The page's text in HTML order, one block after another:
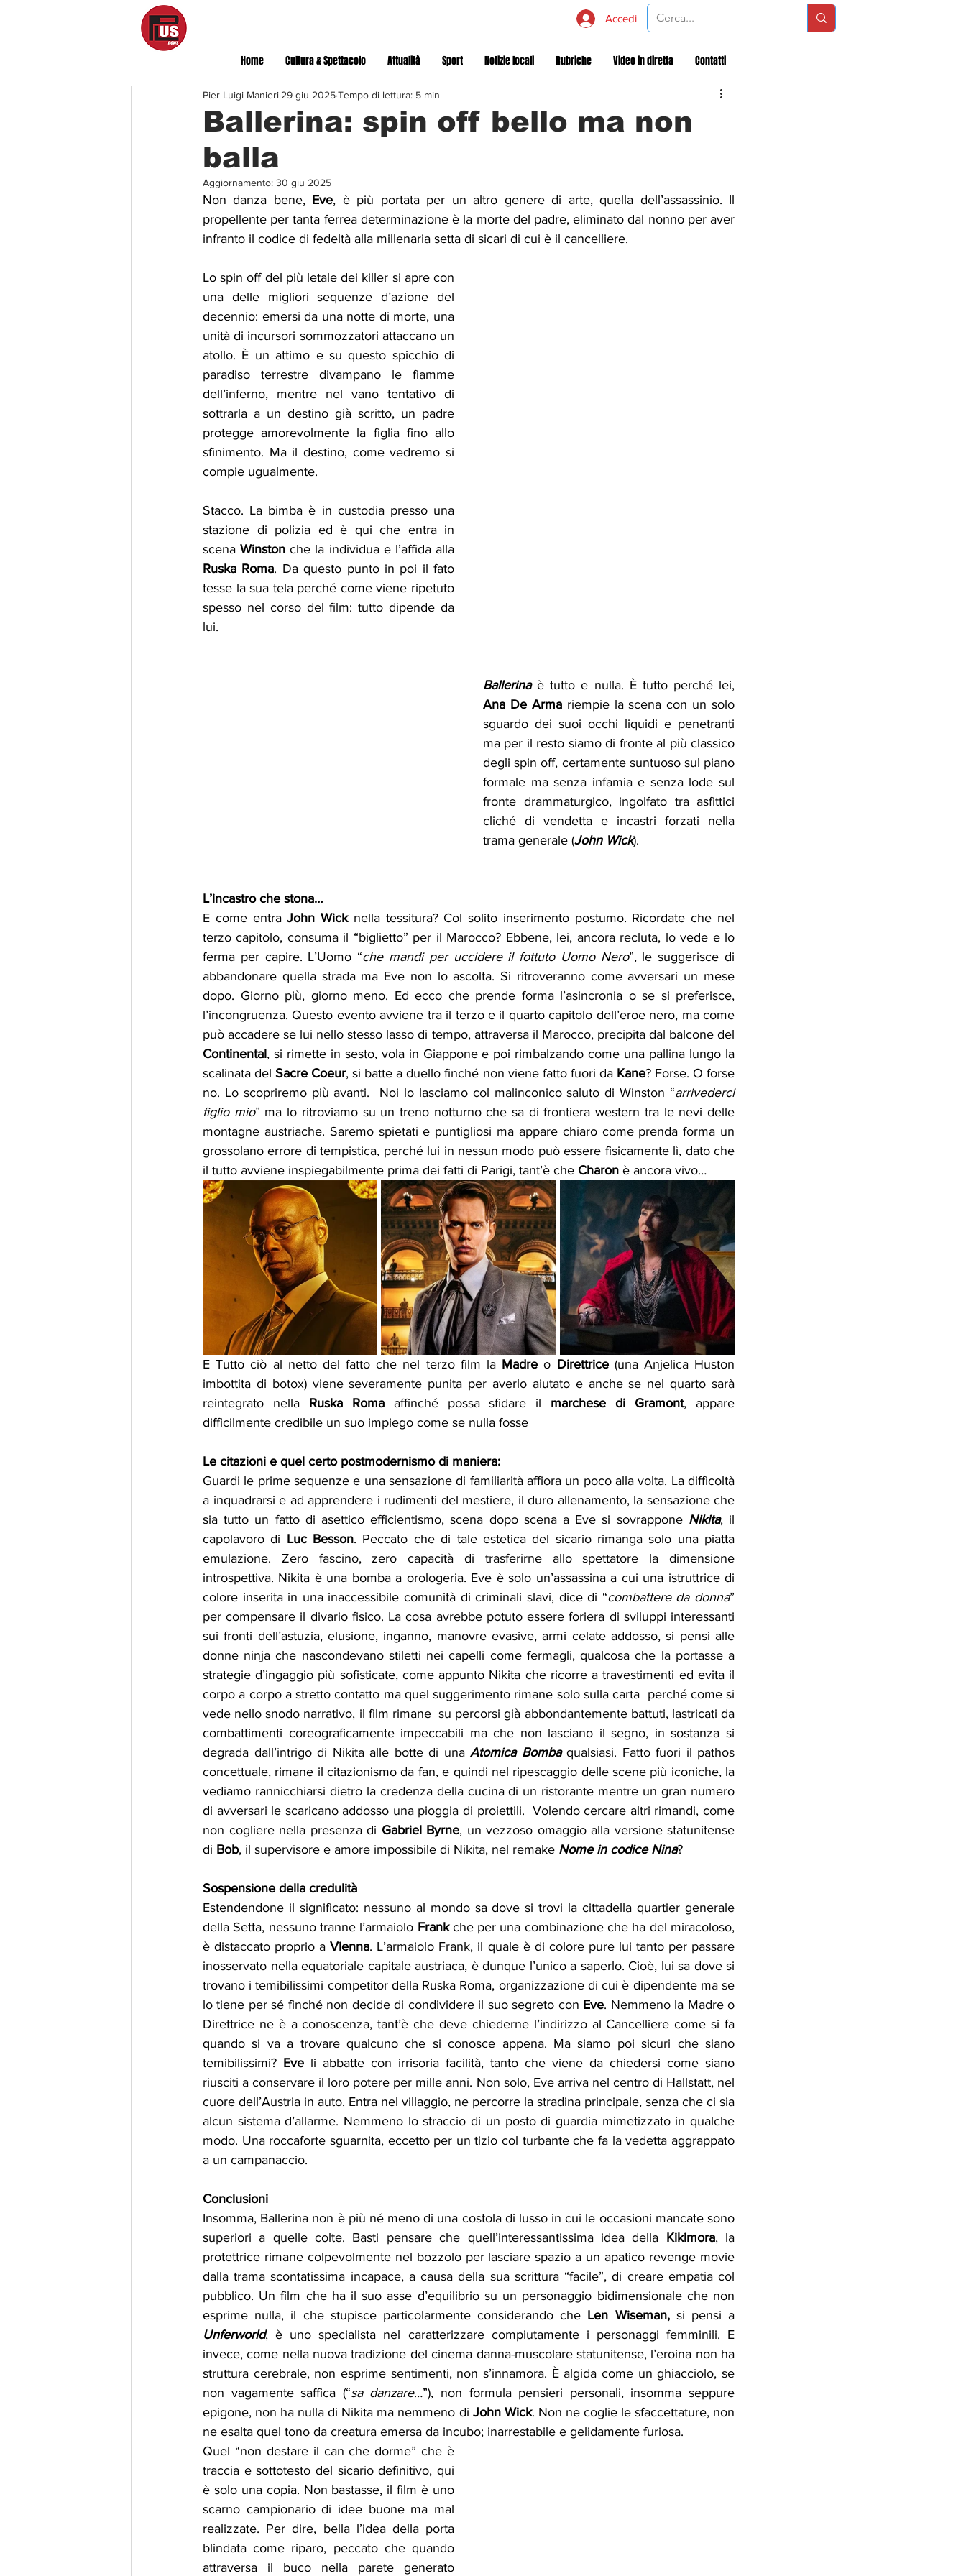
Accedi
Home Cultura & Spettacolo Attualità Sport Notizie locali Rubriche Video in diretta Contatti
Ballerina: spin off bello ma non
balla
Pier Luigi Manieri 29 giu 2025Tempo di lettura: 5 min
Aggiornamento: 30 giu 2025
Non danza bene, Eve, è più portata per un altro genere di arte, quella dell’assassinio. Il
propellente per tanta ferrea determinazione è la morte del padre, eliminato dal nonno per aver
infranto il codice di fedeltà alla millenaria setta di sicari di cui è il cancelliere.
Lo spin off del più letale dei killer si apre con
una delle migliori sequenze d’azione del
decennio: emersi da una notte di morte, una
unità di incursori sommozzatori attaccano un
atollo. È un attimo e su questo spicchio di
paradiso terrestre divampano le fiamme
dell’inferno, mentre nel vano tentativo di
sottrarla a un destino già scritto, un padre
protegge amorevolmente la figlia fino allo
sfinimento. Ma il destino, come vedremo si
compie ugualmente.
Stacco. La bimba è in custodia presso una
stazione di polizia ed è qui che entra in
scena Winston
Ruska Roma. Da questo punto in poi il fato
tesse la sua tela perché come viene ripetuto
spesso nel corso del film: tutto dipende da
lui.
Ballerina
Ana De Arma riempie la scena con un solo
sguardo dei suoi occhi liquidi e penetranti
ma per il resto siamo di fronte al più classico
degli spin off, certamente suntuoso sul piano
formale ma senza infamia e senza lode sul
fronte drammaturgico, ingolfato tra asfittici
cliché di vendetta e incastri forzati nella
trama generale (John Wick).
L’incastro che stona…
E come entra John Wick nella tessitura? Col solito inserimento postumo. Ricordate che nel
terzo capitolo, consuma il “biglietto” per il Marocco? Ebbene, lei, ancora recluta, lo vede e lo
ferma per capire. L’Uomo “che mandi per uccidere il fottuto Uomo Nero”, le suggerisce di
abbandonare quella strada ma Eve non lo ascolta. Si ritroveranno come avversari un mese
dopo. Giorno più, giorno meno. Ed ecco che prende forma l’asincronia o se si preferisce,
l’incongruenza. Questo evento avviene tra il terzo e il quarto capitolo dell’eroe nero, ma come
Continental, si rimette in sesto, vola in Giappone e poi rimbalzando come una pallina lungo la
scalinata del Sacre Coeur, si batte a duello finché non viene fatto fuori da Kane? Forse. O forse
no. Lo scopriremo più avanti.  Noi lo lasciamo col malinconico saluto di Winston “arrivederci
figlio mio” ma lo ritroviamo su un treno notturno che sa di frontiera western tra le nevi delle
montagne austriache. Saremo spietati e puntigliosi ma appare chiaro come prenda forma un
grossolano errore di tempistica, perché lui in nessun modo può essere fisicamente lì, dato che
il tutto avviene inspiegabilmente prima dei fatti di Parigi, tant’è che Charon è ancora vivo…
E Tutto ciò al netto del fatto che nel terzo film la Madre o Direttrice (una Anjelica Huston
imbottita di botox) viene severamente punita per averlo aiutato e anche se nel quarto sarà
reintegrato nella Ruska Roma affinché possa sfidare il marchese di Gramont, appare
difficilmente credibile un suo impiego come se nulla fosse
Le citazioni e quel certo postmodernismo di maniera:
Guardi le prime sequenze e una sensazione di familiarità affiora un poco alla volta. La difficoltà
a inquadrarsi e ad apprendere i rudimenti del mestiere, il duro allenamento, la sensazione che
sia tutto un fatto di asettico efficientismo, scena dopo scena a Eve si sovrappone Nikita, il
capolavoro di Luc Besson. Peccato che di tale estetica del sicario rimanga solo una piatta
emulazione. Zero fascino, zero capacità di trasferirne allo spettatore la dimensione
introspettiva. Nikita è una bomba a orologeria. Eve è solo un’assassina a cui una istruttrice di
colore inserita in una inaccessibile comunità di criminali slavi, dice di “combattere da donna”
per compensare il divario fisico. La cosa avrebbe potuto essere foriera di sviluppi interessanti
sui fronti dell’astuzia, elusione, inganno, manovre evasive, armi celate addosso, si pensi alle
donne ninja che nascondevano stiletti nei capelli come fermagli, qualcosa che la portasse a
strategie d’ingaggio più sofisticate, come appunto Nikita che ricorre a travestimenti ed evita il
corpo a corpo a stretto contatto ma quel suggerimento rimane solo sulla carta  perché come si
vede nello snodo narrativo, il film rimane  su percorsi già abbondantemente battuti, lastricati da
combattimenti coreograficamente impeccabili ma che non lasciano il segno, in sostanza si
degrada dall’intrigo di Nikita alle botte di una Atomica Bomba qualsiasi. Fatto fuori il pathos
concettuale, rimane il citazionismo da fan, e quindi nel ripescaggio delle scene più iconiche, la
vediamo rannicchiarsi dietro la credenza della cucina di un ristorante mentre un gran numero
di avversari le scaricano addosso una pioggia di proiettili.  Volendo cercare altri rimandi, come
non cogliere nella presenza di Gabriel Byrne, un vezzoso omaggio alla versione statunitense
di Bob, il supervisore e amore impossibile di Nikita, nel remake Nome in codice Nina?
Sospensione della credulità
Estendendone il significato: nessuno al mondo sa dove si trovi la cittadella quartier generale
della Setta, nessuno tranne l’armaiolo Frank che per una combinazione che ha del miracoloso,
è distaccato proprio a Vienna. L’armaiolo Frank, il quale è di colore pure lui tanto per passare
inosservato nella equatoriale capitale austriaca, è dunque l’unico a saperlo. Cioè, lui sa dove si
trovano i temibilissimi competitor della Ruska Roma, organizzazione di cui è dipendente ma se
lo tiene per sé finché non decide di condividere il suo segreto con Eve. Nemmeno la Madre o
Direttrice ne è a conoscenza, tant’è che deve chiederne l’indirizzo al Cancelliere come si fa
quando si va a trovare qualcuno che si conosce appena. Ma siamo poi sicuri che siano
temibilissimi? Eve li abbatte con irrisoria facilità, tanto che viene da chiedersi come siano
riusciti a conservare il loro potere per mille anni. Non solo, Eve arriva nel centro di Hallstatt, nel
cuore dell’Austria in auto. Entra nel villaggio, ne percorre la stradina principale, senza che ci sia
alcun sistema d’allarme. Nemmeno lo straccio di un posto di guardia mimetizzato in qualche
modo. Una roccaforte sguarnita, eccetto per un tizio col turbante che fa la vedetta aggrappato
a un campanaccio.
Conclusioni
Insomma, Ballerina non è più né meno di una costola di lusso in cui le occasioni mancate sono
superiori a quelle colte. Basti pensare che quell’interessantissima idea della Kikimora, la
protettrice rimane colpevolmente nel bozzolo per lasciare spazio a un apatico revenge movie
dalla trama scontatissima incapace, a causa della sua scrittura “facile”, di creare empatia col
pubblico. Un film che ha il suo asse d’equilibrio su un personaggio bidimensionale che non
esprime nulla, il che stupisce particolarmente considerando che Len Wiseman, si pensi a
Unferworld, è uno specialista nel caratterizzare compiutamente i personaggi femminili. E
invece, come nella nuova tradizione del cinema danna-muscolare statunitense, l’eroina non ha
struttura cerebrale, non esprime sentimenti, non s’innamora. È algida come un ghiacciolo, se
non vagamente saffica (“sa danzare…”), non formula pensieri personali, insomma seppure
epigone, non ha nulla di Nikita ma nemmeno di John Wick. Non ne coglie le sfaccettature, non
ne esalta quel tono da creatura emersa da incubo; inarrestabile e gelidamente furiosa.
Quel “non destare il can che dorme” che è
traccia e sottotesto del sicario definitivo, qui
è solo una copia. Non bastasse, il film è uno
scarno campionario di idee buone ma mal
realizzate. Per dire, bella l’idea della porta
blindata come riparo, peccato che quando
attraversa il buco nella parete generato